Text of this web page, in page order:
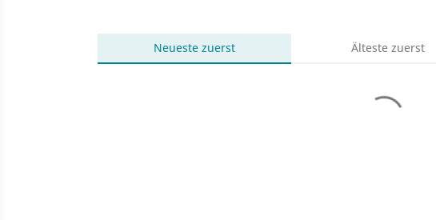
Neueste zuerst Älteste zuerst